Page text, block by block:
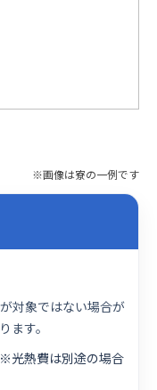
※画像は寮の一例です
対象ではない場合が
ます。
光熱費は別途の場合